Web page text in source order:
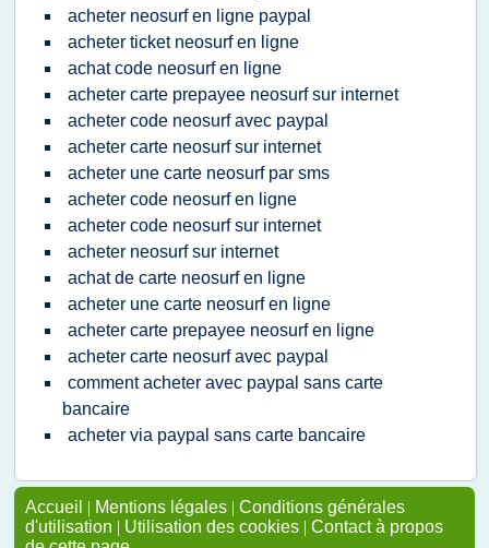
acheter neosurf en ligne paypal
acheter ticket neosurf en ligne
achat code neosurf en ligne
acheter carte prepayee neosurf sur internet
acheter code neosurf avec paypal
acheter carte neosurf sur internet
acheter une carte neosurf par sms
acheter code neosurf en ligne
acheter code neosurf sur internet
acheter neosurf sur internet
achat de carte neosurf en ligne
acheter une carte neosurf en ligne
acheter carte prepayee neosurf en ligne
acheter carte neosurf avec paypal
comment acheter avec paypal sans carte
bancaire
acheter via paypal sans carte bancaire
Accueil | Mentions légales | Conditions générales
d'utilisation | Utilisation des cookies | Contact à propos